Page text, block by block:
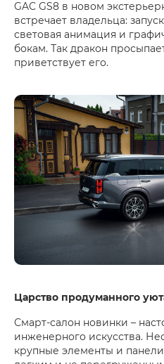
GAC GS8 в новом
встречает владельца:
световая анимация и
бокам. Так дракон
приветствует его.
Царство продуманного
Смарт-салон новинки –
инженерного искусства.
крупные элементы и